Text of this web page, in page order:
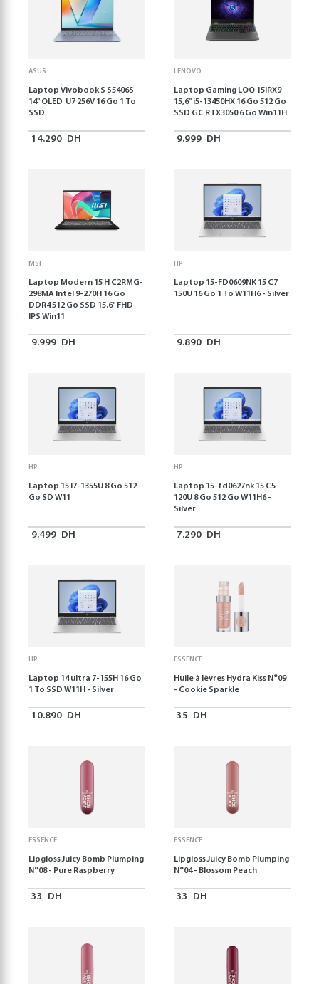
ASUS
Laptop Vivobook S S5406S
14" OLED U7 256V 16 Go 1 To
SSD
14.290 DH
LENOVO
Laptop Gaming LOQ 15IRX9
15,6'' i5-13450HX 16 Go 512 Go
SSD GC RTX3050 6 Go Win11H
9.999 DH
MSI
Laptop Modern 15 H C2RMG-
298MA Intel 9-270H 16 Go
DDR4 512 Go SSD 15.6" FHD
IPS Win11
9.999 DH
HP
Laptop 15-FD0609NK 15 C7
150U 16 Go 1 To W11H6 - Silver
9.890 DH
HP
Laptop 15 I7-1355U 8 Go 512
Go SD W11
9.499 DH
HP
Laptop 15-fd0627nk 15 C5
120U 8 Go 512 Go W11H6 -
Silver
7.290 DH
HP
Laptop 14 ultra 7-155H 16 Go
1 To SSD W11H - Silver
10.890 DH
ESSENCE
Huile à lèvres Hydra Kiss N°09
- Cookie Sparkle
35 DH
ESSENCE
Lipgloss Juicy Bomb Plumping
N°08 - Pure Raspberry
33 DH
ESSENCE
Lipgloss Juicy Bomb Plumping
N°04 - Blossom Peach
33 DH